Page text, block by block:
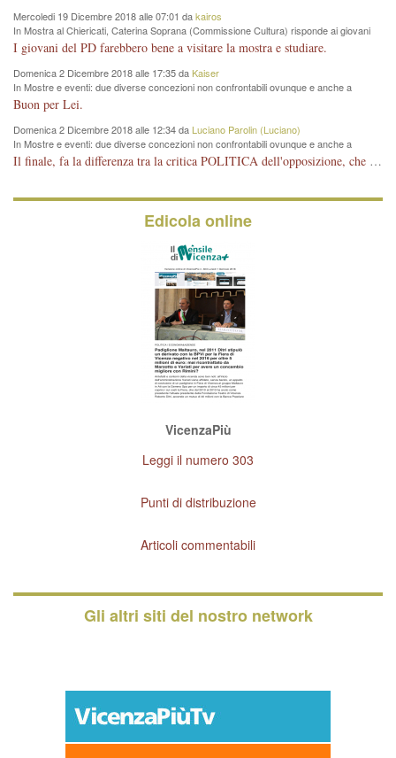
Mercoledi 19 Dicembre 2018 alle 07:01 dakairos
In Mostra al Chiericati, Caterina Soprana (Commissione Cultura) risponde ai giovani
del Pd: "realizzata a costo zero per il Comune"
I giovani del PD farebbero bene a visitare la mostra e studiare.
Domenica 2 Dicembre 2018 alle 17:35 daKaiser
In Mostre e eventi: due diverse concezioni non confrontabili ovunque e anche a
Vicenza
Buon per Lei.
Domenica 2 Dicembre 2018 alle 12:34 da Luciano Parolin (Luciano)
In Mostre e eventi: due diverse concezioni non confrontabili ovunque e anche a
Vicenza
Il finale, fa la differenza tra la critica POLITICA dell'opposizione, che ha perso le elezioni ed è minoranza e non trova altri argomenti per politicizzare sul sito qua o là ? La critica d'arte invece è un'altra cosa che lascio agli altri. Per ora mi basta la lezione magistrale del prof. Giulianati.
Edicola online
VicenzaPiù
Leggi il numero 303
Punti di distribuzione
Articoli commentabili
Gli altri siti del nostro network